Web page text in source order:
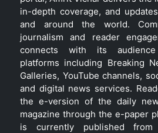
in-depth coverage, and
and around the world.
journalism and reader
connects with its
platforms including Breaking
Galleries, YouTube channels,
and digital news services.
the e-version of the daily
magazine through the e-paper
is currently published from